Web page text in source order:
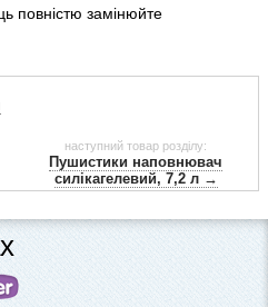
повністю замінюйте
наступний товар розділу:
Пушистики наповнювач
силікагелевий, 7,2 л →